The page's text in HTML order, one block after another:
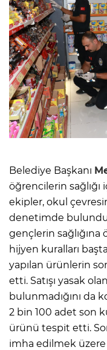
Belediye Başkanı
öğrencilerin
ekipler, okul
denetimde
gençlerin sağlığına
hijyen kuralları
yapılan ürünlerin
etti. Satışı yasak
bulunmadığını da
2 bin 100 adet son
ürünü tespit etti.
imha edilmek üzere